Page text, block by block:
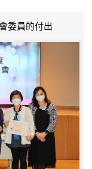
委員的付出